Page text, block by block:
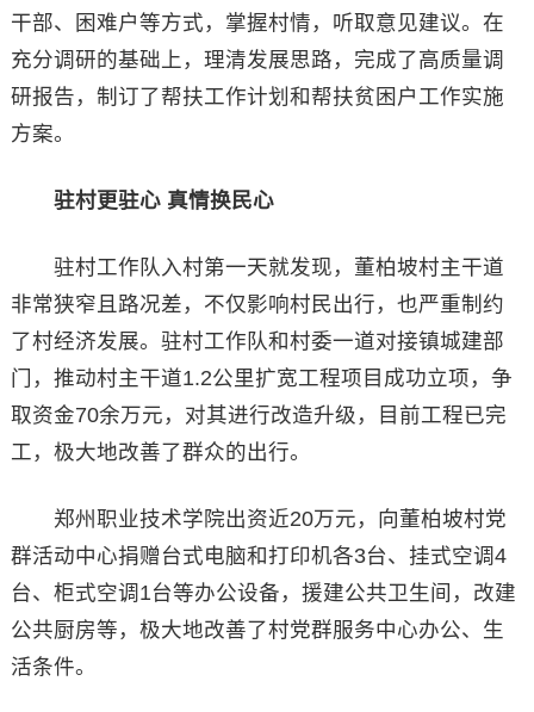
干部、困难户等方式，掌握村情，听取意见建议。在
充分调研的基础上，理清发展思路，完成了高质量调
研报告，制订了帮扶工作计划和帮扶贫困户工作实施
方案。
驻村更驻心 真情换民心
驻村工作队入村第一天就发现，董柏坡村主干道
非常狭窄且路况差，不仅影响村民出行，也严重制约
了村经济发展。驻村工作队和村委一道对接镇城建部
门，推动村主干道1.2公里扩宽工程项目成功立项，争
取资金70余万元，对其进行改造升级，目前工程已完
工，极大地改善了群众的出行。
郑州职业技术学院出资近20万元，向董柏坡村党
群活动中心捐赠台式电脑和打印机各3台、挂式空调4
台、柜式空调1台等办公设备，援建公共卫生间，改建
公共厨房等，极大地改善了村党群服务中心办公、生
活条件。